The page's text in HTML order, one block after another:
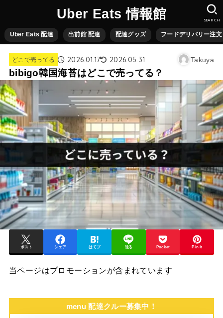
Uber Eats 情報館
Uber Eats 配達 出前館 配達 配達グッズ フードデリバリー注文
SEARCH
どこで売ってる 2026.01.17 2026.05.31 Takuya
bibigo韓国海苔はどこで売ってる？
ポスト シェア はてブ 送る Pocket Pin it
当ページはプロモーションが含まれています
menu 配達クルー募集中！